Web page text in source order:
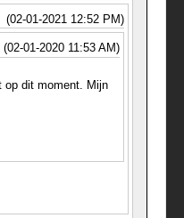
(02-01-2021 12:52 PM)
(02-01-2020 11:53 AM)
op dit moment. Mijn